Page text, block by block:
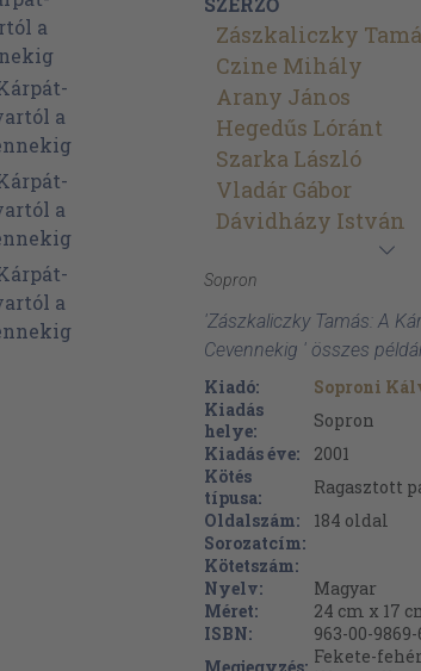
Zászkaliczky
Czine Mihály
Arany János
Hegedűs Lóránt
Szarka László
Vladár Gábor
Dávidházy István
Sopron
'Zászkaliczky Tamás: A
Cevennekig ' összes
Kiadó:
Soproni
Kiadás
helye:
Sopron
Kiadás éve:
2001
Kötés
típusa:
Ragasztott
Oldalszám:
184 oldal
Sorozatcím:
Kötetszám:
Nyelv:
Magyar
Méret:
24 cm x 17
ISBN:
963-00-9869-
Fekete-